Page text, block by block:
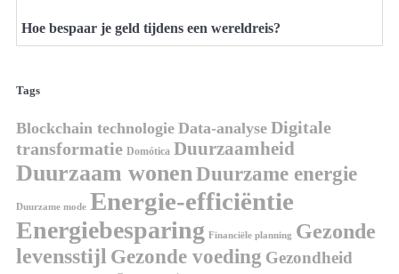
Hoe bespaar je geld tijdens een wereldreis?
Tags
Blockchain technologie Data-analyse Digitale
transformatie Domótica Duurzaamheid
Duurzaam wonenDuurzame energie
Duurzame mode Energie-efficiëntie
Energiebesparing Financiële planning Gezonde
levensstijl Gezonde voeding Gezondheid